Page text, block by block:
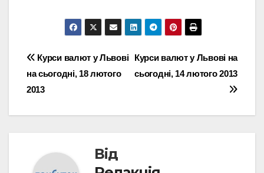
Навігація
записів
Курси валют у Львові на
сьогодні, 14 лютого 2013
Курси валют у Львові
на сьогодні, 18 лютого
2013
Від